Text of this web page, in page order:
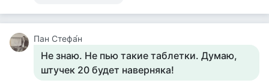
Пан Стефа́н
Не знаю. Не пью такие таблетки. Думаю,
штучек 20 будет наверняка!